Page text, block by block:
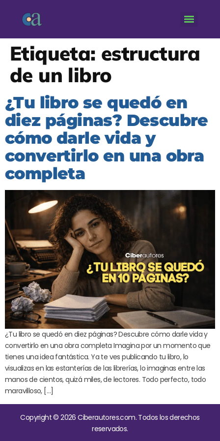
Etiqueta: estructura
de un libro
¿Tu libro se quedó en
diez páginas? Descubre
cómo darle vida y
convertirlo en una obra
completa
¿Tu libro se quedó en diez páginas? Descubre cómo darle vida y
convertirlo en una obra completa Imagina por un momento que
tienes una idea fantástica. Ya te ves publicando tu libro, lo
visualizas en las estanterías de las librerías, lo imaginas entre las
manos de cientos, quizá miles, de lectores. Todo perfecto, todo
maravilloso, […]
Copyright © 2026 Ciberautores.com. Todos los derechos
reservados.